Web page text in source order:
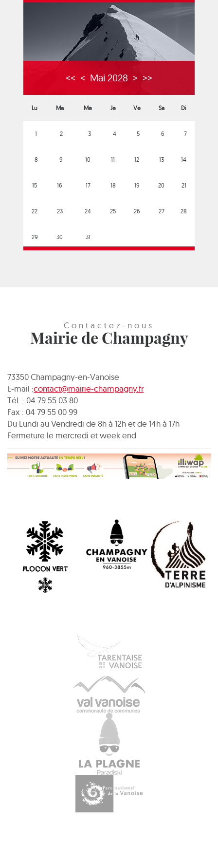
<< < Mai 2028 > >>
Lu Ma Me Je Ve Sa Di
1 2 3 4 5 6 7
8 9 10 11 12 13 14
15 16 17 18 19 20 21
22 23 24 25 26 27 28
29 30 31
Contactez-nous
Mairie de Champagny
73350 Champagny-en-Vanoise
E-mail :contact@mairie-champagny.fr
Tél. : 04 79 55 03 80
Fax : 04 79 55 00 99
Du Lundi au Vendredi de 8h à 12h et de 14h à 17h
Fermeture le mercredi et week end